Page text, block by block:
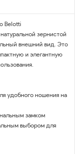
Belotti
зернистой
внешний вид. Это
и элегантную
удобного ношения на
замком
выбором для